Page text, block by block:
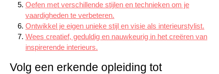
Oefen met verschillende stijlen en technieken om je
vaardigheden te verbeteren.
Ontwikkel je eigen unieke stijl en visie als interieurstylist.
Wees creatief, geduldig en nauwkeurig in het creëren van
inspirerende interieurs.
Volg een erkende opleiding tot